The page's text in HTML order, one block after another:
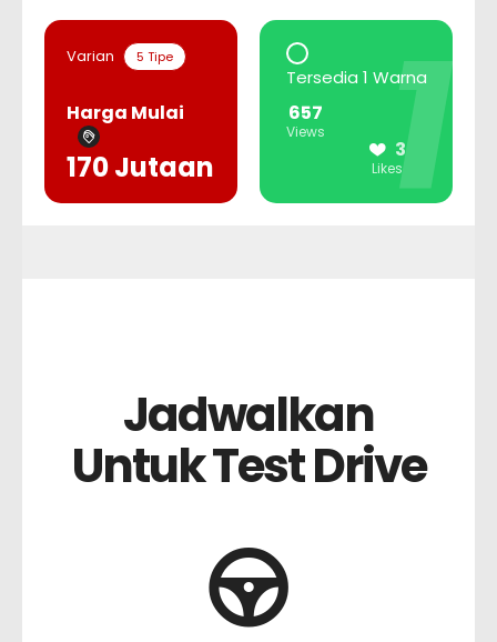
Varian 5 Tipe
Harga Mulai
170 Jutaan
Tersedia 1 Warna
657
Views
3
Likes1
Jadwalkan
Untuk Test Drive